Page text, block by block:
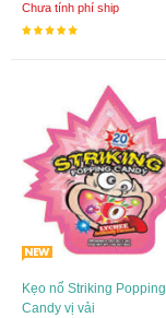
Chưa tính phí ship
Kẹo nổ Striking Popping
Candy vị vải